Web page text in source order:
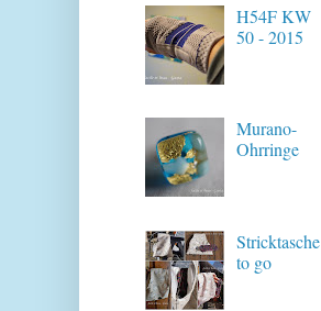
H54F KW
50 - 2015
Murano-
Ohrringe
Stricktasche
to go